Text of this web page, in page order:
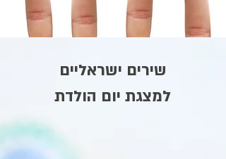
שירים ישראליים
למצגת יום הולדת